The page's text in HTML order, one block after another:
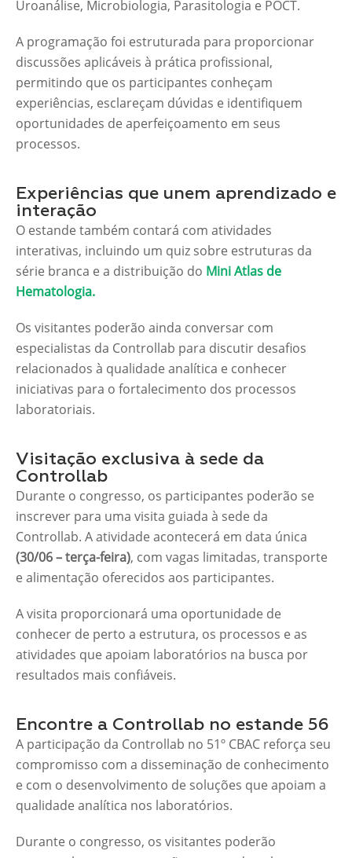
Uroanálise, Microbiologia, Parasitologia e POCT.
A programação foi estruturada para proporcionar
discussões aplicáveis à prática profissional,
permitindo que os participantes conheçam
experiências, esclareçam dúvidas e identifiquem
oportunidades de aperfeiçoamento em seus
processos.
Experiências que unem aprendizado e
interação
O estande também contará com atividades
interativas, incluindo um quiz sobre estruturas da
série branca e a distribuição do Mini Atlas de
Hematologia.
Os visitantes poderão ainda conversar com
especialistas da Controllab para discutir desafios
relacionados à qualidade analítica e conhecer
iniciativas para o fortalecimento dos processos
laboratoriais.
Visitação exclusiva à sede da
Controllab
Durante o congresso, os participantes poderão se
inscrever para uma visita guiada à sede da
Controllab. A atividade acontecerá em data única
(30/06 – terça-feira), com vagas limitadas, transporte
e alimentação oferecidos aos participantes.
A visita proporcionará uma oportunidade de
conhecer de perto a estrutura, os processos e as
atividades que apoiam laboratórios na busca por
resultados mais confiáveis.
Encontre a Controllab no estande 56
A participação da Controllab no 51º CBAC reforça seu
compromisso com a disseminação de conhecimento
e com o desenvolvimento de soluções que apoiam a
qualidade analítica nos laboratórios.
Durante o congresso, os visitantes poderão